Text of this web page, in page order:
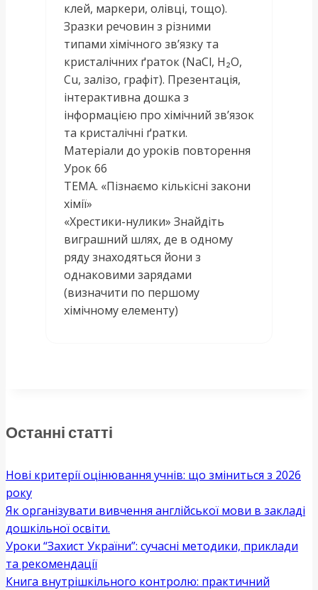
клей, маркери, олівці, тощо).
Зразки речовин з різними
типами хімічного зв’язку та
кристалічних ґраток (NaCl, H₂O,
Cu, залізо, графіт). Презентація,
інтерактивна дошка з
інформацією про хімічний зв’язок
та кристалічні ґратки.
Матеріали до уроків повторення
Урок 66
ТЕМА. «Пізнаємо кількісні закони
хімії»
«Хрестики-нулики» Знайдіть
виграшний шлях, де в одному
ряду знаходяться йони з
однаковими зарядами
(визначити по першому
хімічному елементу)
Останні статті
Нові критерії оцінювання учнів: що зміниться з 2026
року
Як організувати вивчення англійської мови в закладі
дошкільної освіти.
Уроки “Захист України”: сучасні методики, приклади
та рекомендації
Книга внутрішкільного контролю: практичний